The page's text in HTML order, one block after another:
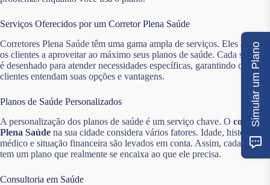
Serviços Oferecidos por um Corretor Plena Saúde
Corretores Plena Saúde têm uma gama ampla de serviços. Eles ajudam
os clientes a aproveitar ao máximo seus planos de saúde. Cada serviço
é desenhado para atender necessidades específicas, garantindo que os
clientes entendam suas opções e vantagens.
Planos de Saúde Personalizados
A personalização dos planos de saúde é um serviço chave. O corretor
Plena Saúde na sua cidade considera vários fatores. Idade, histórico
médico e situação financeira são levados em conta. Assim, cada cliente
tem um plano que realmente se encaixa ao que ele precisa.
Consultoria em Saúde
Simular um Plano